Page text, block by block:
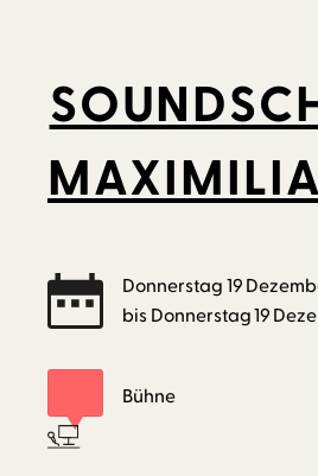
Donnerstag 19
bis Donnerstag19
Bühne